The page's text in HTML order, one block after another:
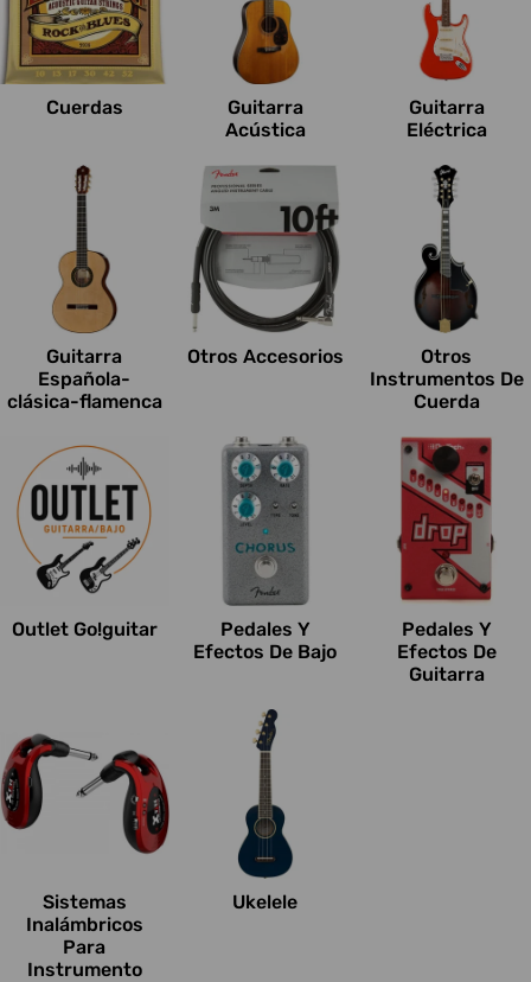
Cuerdas
Guitarra
Acústica
Guitarra
Eléctrica
Guitarra
Española-
clásica-flamenca
Otros Accesorios
Otros
Instrumentos De
Cuerda
Outlet Go!guitar
Pedales Y
Efectos De Bajo
Pedales Y
Efectos De
Guitarra
Sistemas
Inalámbricos
Para
Instrumento
Ukelele